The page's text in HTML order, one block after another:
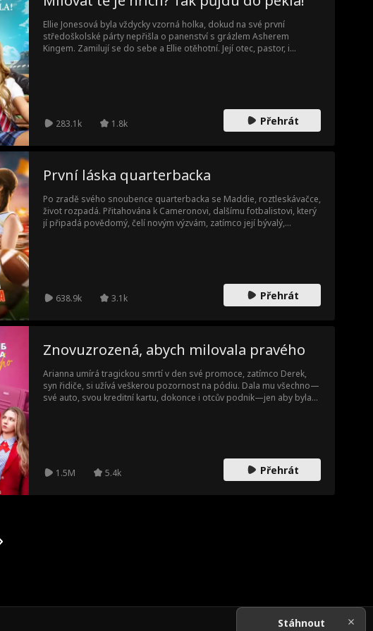
Ellie Jonesová byla vždycky vzorná holka, dokud na své první
středoškolské párty nepřišla o panenství s grázlem Asherem
Kingem. Zamilují se do sebe a Ellie otěhotní. Její otec, pastor, i
283.1k 1.8k Přehrát
První láska quarterbacka
Po zradě svého snoubence quarterbacka se Maddie, roztleskávačce,
život rozpadá. Přitahována k Cameronovi, dalšímu fotbalistovi, který
jí připadá povědomý, čelí novým výzvám, zatímco její bývalý,
638.9k 3.1k Přehrát
Znovuzrozená, abych milovala pravého
Arianna umírá tragickou smrtí v den své promoce, zatímco Derek,
syn řidiče, si užívá veškerou pozornost na pódiu. Dala mu všechno—
své auto, svou kreditní kartu, dokonce i otcův podnik—jen aby byla
1.5M 5.4k Přehrát
Stáhnout